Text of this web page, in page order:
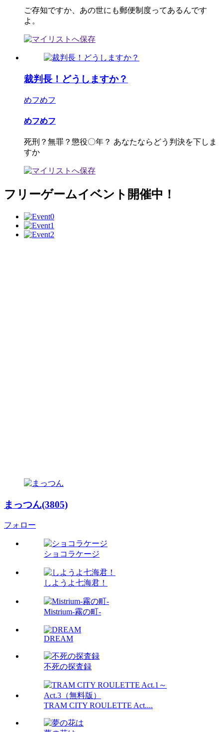
ご存知ですか、あの世にも郵便制度ってあるんです
よ。
裁判長！どうしますか？
めフめフ
めフめフ
死刑？無罪？懲役〇年？ あなたならどう判決を下しま
すか
フリーゲームイベント開催中！
まっつん(3805)
フォロー
ショコラケージ
しようよ七海君！
Mistrium-霧の町-
DREAM
不死の探査録
TRAM CITY ROULETTE Act....